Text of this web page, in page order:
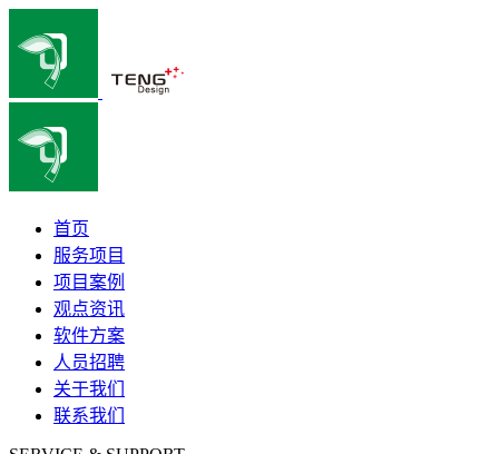
首页
服务项目
项目案例
观点资讯
软件方案
人员招聘
关于我们
联系我们